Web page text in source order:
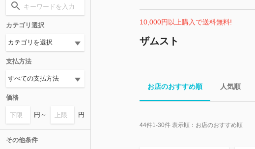
10,000円以上購入で送料無料!
ザムスト
お店のおすすめ順 人気順
44件1-30件 表示順： お店のおすすめ順
カテゴリ選択
支払方法
価格
円～ 円
その他条件